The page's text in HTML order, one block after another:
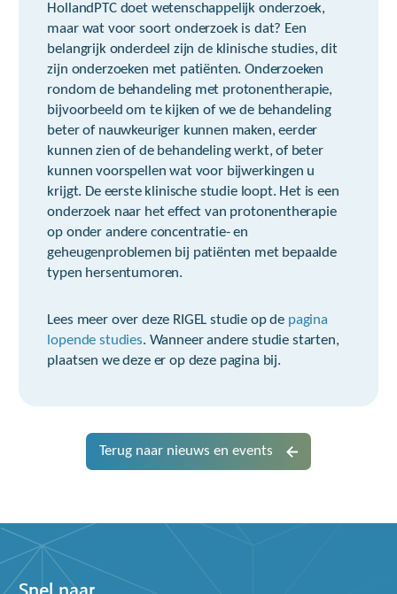
HollandPTC doet wetenschappelijk onderzoek,
maar wat voor soort onderzoek is dat? Een
belangrijk onderdeel zijn de klinische studies, dit
zijn onderzoeken met patiënten. Onderzoeken
rondom de behandeling met protonentherapie,
bijvoorbeeld om te kijken of we de behandeling
beter of nauwkeuriger kunnen maken, eerder
kunnen zien of de behandeling werkt, of beter
kunnen voorspellen wat voor bijwerkingen u
krijgt. De eerste klinische studie loopt. Het is een
onderzoek naar het effect van protonentherapie
op onder andere concentratie- en
geheugenproblemen bij patiënten met bepaalde
typen hersentumoren.
Lees meer over deze RIGEL studie op de pagina
lopende studies. Wanneer andere studie starten,
plaatsen we deze er op deze pagina bij.
Terug naar nieuws en events
Snel naar